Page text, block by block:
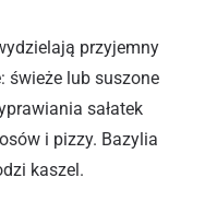
przyjemny
świeże lub suszone
sałatek
i pizzy. Bazylia
kaszel.